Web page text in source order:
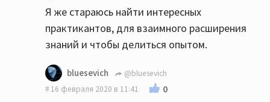
Я же стараюсь найти интересных
практикантов, для взаимного расширения
знаний и чтобы делиться опытом.
bluesevich
@bluesevich
16 февраля 2020 в 11:41
0